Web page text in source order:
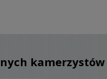
kamerzystów